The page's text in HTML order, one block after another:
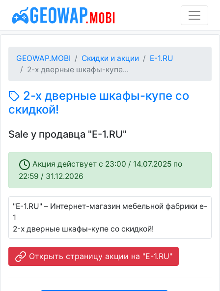
GEOWAP.MOBI Скидки и акции
E-1.RU
2-х дверные шкафы-купе...
2-х дверные шкафы-купе со
скидкой!
Sale у продавца "E-1.RU"
Акция действует c 23:00 / 14.07.2025 по
22:59 / 31.12.2026
"E-1.RU" – Интернет-магазин мебельной фабрики e-
1
2-х дверные шкафы-купе со скидкой!
Открыть страницу акции на "E-1.RU"